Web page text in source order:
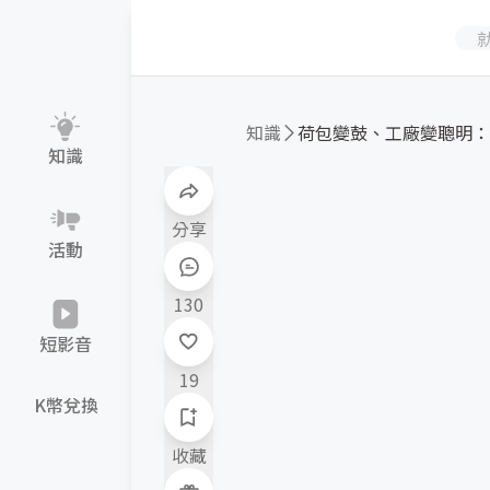
知識
活動
短影音
K幣兌換
分享
130
19
收藏
知識